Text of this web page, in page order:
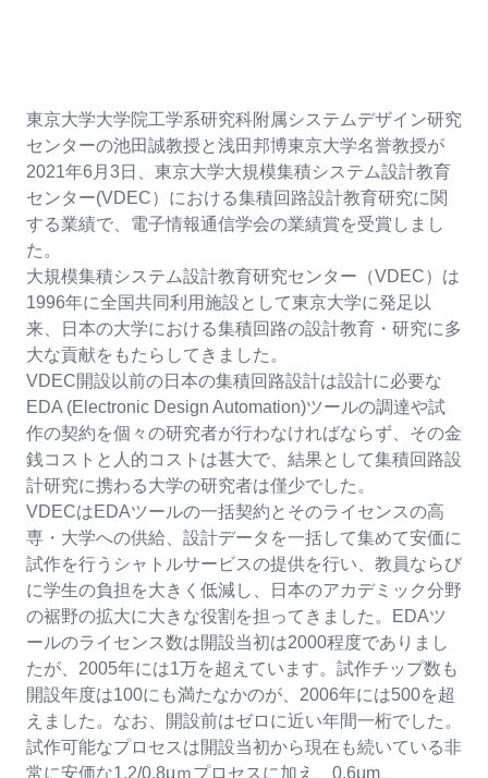
東京大学大学院工学系研究科附属システムデザイン研究
センターの池田誠教授と浅田邦博東京大学名誉教授が
2021年6月3日、東京大学大規模集積システム設計教育
センター(VDEC）における集積回路設計教育研究に関
する業績で、電子情報通信学会の業績賞を受賞しまし
た。
大規模集積システム設計教育研究センター（VDEC）は
1996年に全国共同利用施設として東京大学に発足以
来、日本の大学における集積回路の設計教育・研究に多
大な貢献をもたらしてきました。
VDEC開設以前の日本の集積回路設計は設計に必要な
EDA (Electronic Design Automation)ツールの調達や試
作の契約を個々の研究者が行わなければならず、その金
銭コストと人的コストは甚大で、結果として集積回路設
計研究に携わる大学の研究者は僅少でした。
VDECはEDAツールの一括契約とそのライセンスの高
専・大学への供給、設計データを一括して集めて安価に
試作を行うシャトルサービスの提供を行い、教員ならび
に学生の負担を大きく低減し、日本のアカデミック分野
の裾野の拡大に大きな役割を担ってきました。EDAツ
ールのライセンス数は開設当初は2000程度でありまし
たが、2005年には1万を超えています。試作チップ数も
開設年度は100にも満たなかのが、2006年には500を超
えました。なお、開設前はゼロに近い年間一桁でした。
試作可能なプロセスは開設当初から現在も続いている非
常に安価な1.2/0.8μｍプロセスに加え、0.6μm、